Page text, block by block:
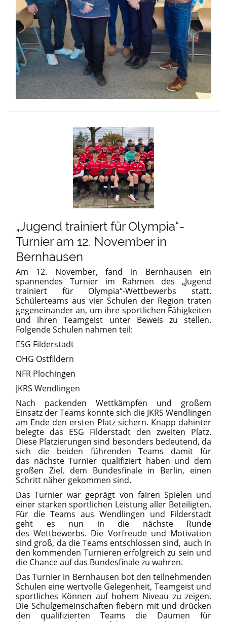
„Jugend trainiert für Olympia“-
Turnier am 12. November in
Bernhausen
Am 12. November, fand in Bernhausen ein
spannendes Turnier im Rahmen des „Jugend
trainiert für Olympia“-Wettbewerbs statt.
Schülerteams aus vier Schulen der Region traten
gegeneinander an, um ihre sportlichen Fähigkeiten
und ihren Teamgeist unter Beweis zu stellen.
Folgende Schulen nahmen teil:
ESG Filderstadt
OHG Ostfildern
NFR Plochingen
JKRS Wendlingen
Nach packenden Wettkämpfen und großem
Einsatz der Teams konnte sich die JKRS Wendlingen
am Ende den ersten Platz sichern. Knapp dahinter
belegte das ESG Filderstadt den zweiten Platz.
Diese Platzierungen sind besonders bedeutend, da
sich die beiden führenden Teams damit für
das nächste Turnier qualifiziert haben und dem
großen Ziel, dem Bundesfinale in Berlin, einen
Schritt näher gekommen sind.
Das Turnier war geprägt von fairen Spielen und
einer starken sportlichen Leistung aller Beteiligten.
Für die Teams aus Wendlingen und Filderstadt
geht es nun in die nächste Runde
des Wettbewerbs. Die Vorfreude und Motivation
sind groß, da die Teams entschlossen sind, auch in
den kommenden Turnieren erfolgreich zu sein und
die Chance auf das Bundesfinale zu wahren.
Das Turnier in Bernhausen bot den teilnehmenden
Schulen eine wertvolle Gelegenheit, Teamgeist und
sportliches Können auf hohem Niveau zu zeigen.
Die Schulgemeinschaften fiebern mit und drücken
den qualifizierten Teams die Daumen für